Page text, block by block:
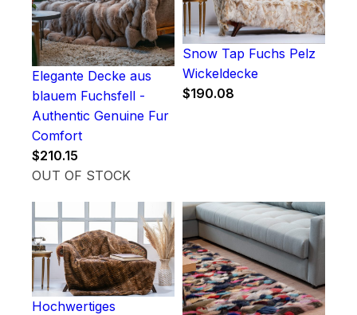
Elegante Decke aus
blauem Fuchsfell -
Authentic Genuine Fur
Comfort
$210.15
OUT OF STOCK
Snow Tap Fuchs Pelz
Wickeldecke
$190.08
Hochwertiges